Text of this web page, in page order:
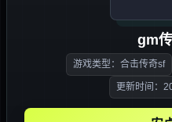
gm
游戏类型：合击传奇sf
更新时间：